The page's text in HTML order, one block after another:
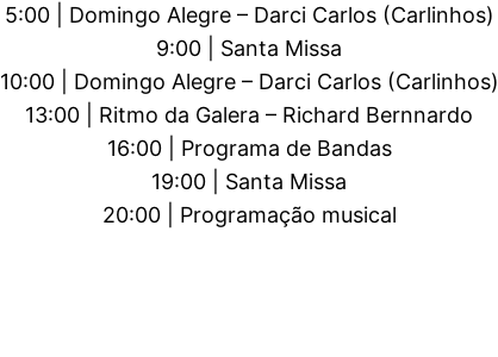
5:00 | Domingo Alegre – Darci Carlos (Carlinhos)
9:00 | Santa Missa
10:00 | Domingo Alegre – Darci Carlos (Carlinhos)
13:00 | Ritmo da Galera – Richard Bernnardo
16:00 | Programa de Bandas
19:00 | Santa Missa
20:00 | Programação musical